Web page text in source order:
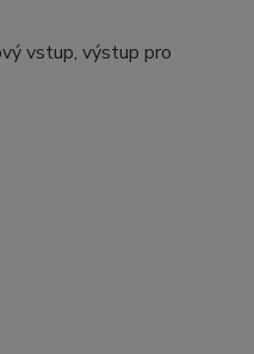
vstup, výstup pro